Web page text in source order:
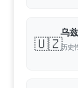
🇺🇿
乌
历史